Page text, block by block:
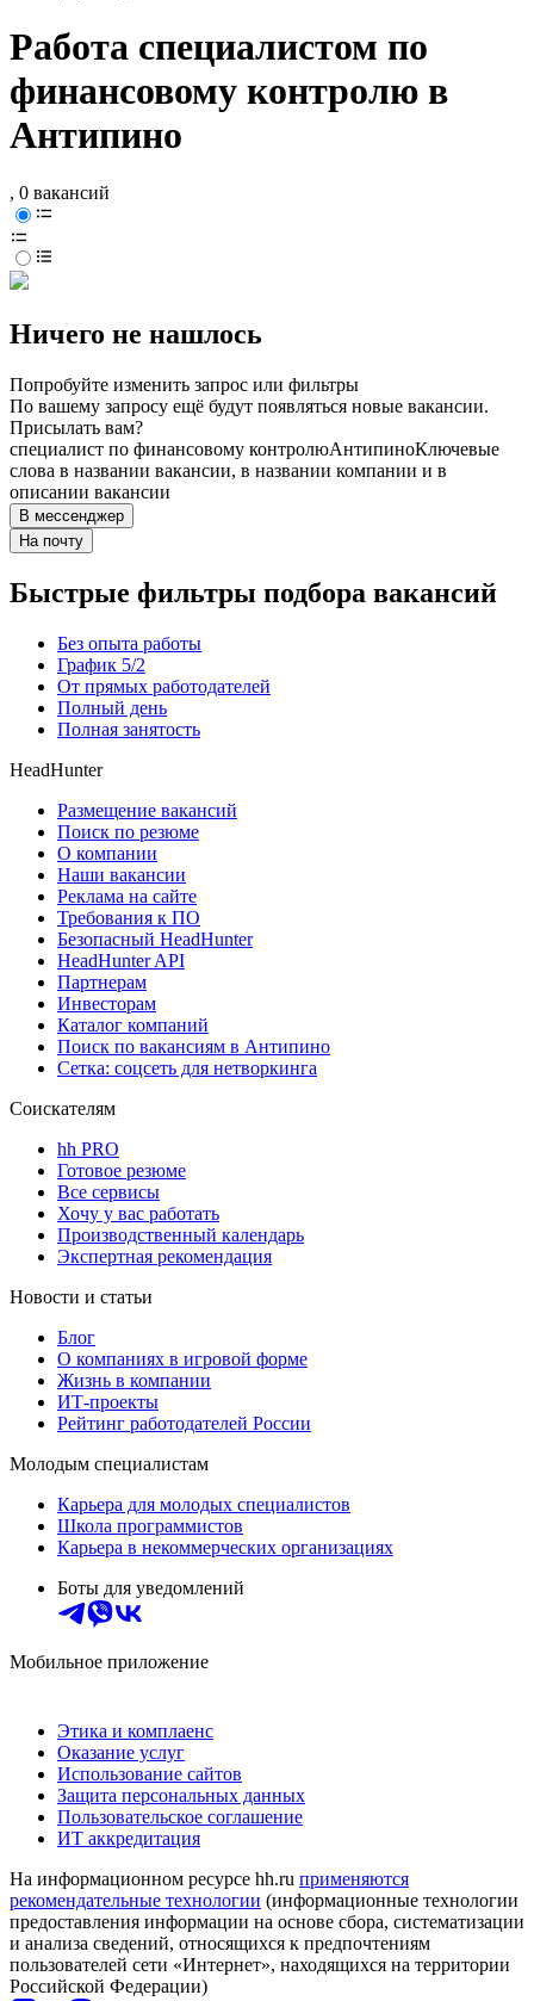
Работа специалистом по
финансовому контролю в
Антипино
, 0 вакансий
Ничего не нашлось
Попробуйте изменить запрос или фильтры
По вашему запросу ещё будут появляться новые вакансии.
Присылать вам?
специалист по финансовому контролюАнтипиноКлючевые
слова в названии вакансии, в названии компании и в
описании вакансии
В мессенджер
На почту
Быстрые фильтры подбора вакансий
Без опыта работы
График 5/2
От прямых работодателей
Полный день
Полная занятость
HeadHunter
Размещение вакансий
Поиск по резюме
О компании
Наши вакансии
Реклама на сайте
Требования к ПО
Безопасный HeadHunter
HeadHunter API
Партнерам
Инвесторам
Каталог компаний
Поиск по вакансиям в Антипино
Сетка: соцсеть для нетворкинга
Соискателям
hh PRO
Готовое резюме
Все сервисы
Хочу у вас работать
Производственный календарь
Экспертная рекомендация
Новости и статьи
Блог
О компаниях в игровой форме
Жизнь в компании
ИТ-проекты
Рейтинг работодателей России
Молодым специалистам
Карьера для молодых специалистов
Школа программистов
Карьера в некоммерческих организациях
Боты для уведомлений
Мобильное приложение
Этика и комплаенс
Оказание услуг
Использование сайтов
Защита персональных данных
Пользовательское соглашение
ИТ аккредитация
На информационном ресурсе hh.ru применяются
рекомендательные технологии (информационные технологии
предоставления информации на основе сбора, систематизации
и анализа сведений, относящихся к предпочтениям
пользователей сети «Интернет», находящихся на территории
Российской Федерации)